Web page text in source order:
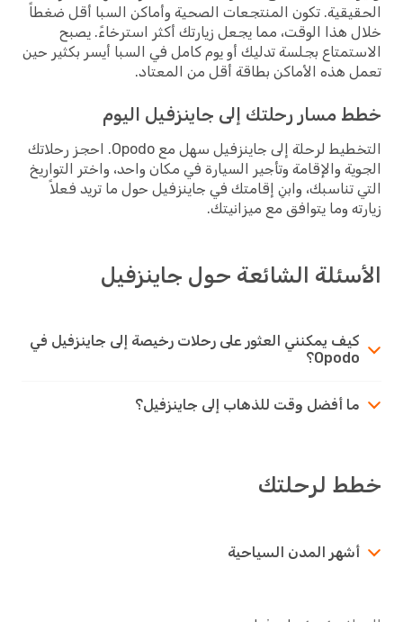
الحقيقية. تكون المنتجعات الصحية وأماكن السبا أقل ضغطاً
خلال هذا الوقت، مما يجعل زيارتك أكثر استرخاءً. يصبح
الاستمتاع بجلسة تدليك أو يوم كامل في السبا أيسر بكثير حين
تعمل هذه الأماكن بطاقة أقل من المعتاد.
خطط مسار رحلتك إلى جاينزفيل اليوم
التخطيط لرحلة إلى جاينزفيل سهل مع Opodo. احجز رحلاتك
الجوية والإقامة وتأجير السيارة في مكان واحد، واختر التواريخ
التي تناسبك، وابنِ إقامتك في جاينزفيل حول ما تريد فعلاً
زيارته وما يتوافق مع ميزانيتك.
الأسئلة الشائعة حول جاينزفيل
كيف يمكنني العثور على رحلات رخيصة إلى جاينزفيل في
Opodo؟
ما أفضل وقت للذهاب إلى جاينزفيل؟
خطط لرحلتك
أشهر المدن السياحية